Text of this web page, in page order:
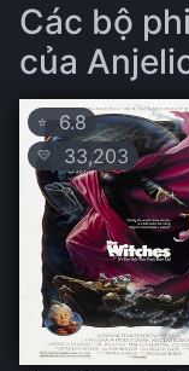
Các bộ
của
⭐ 6.8
💛 33,203